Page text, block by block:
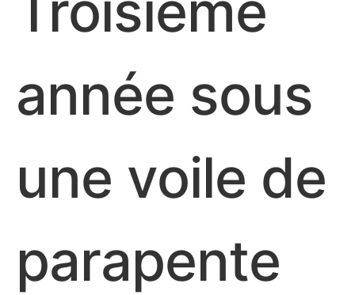
année sous
une voile de
parapente